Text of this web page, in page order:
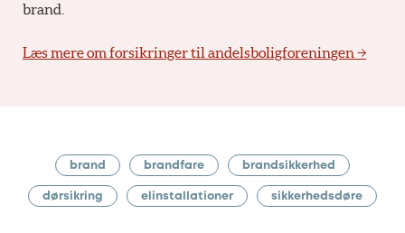
brand.
Læs mere om forsikringer til andelsboligforeningen →
brand brandfare brandsikkerhed
dørsikring elinstallationer sikkerhedsdøre